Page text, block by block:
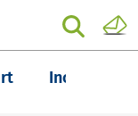
Inchieste